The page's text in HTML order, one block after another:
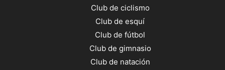
Club de ciclismo
Club de esquí
Club de fútbol
Club de gimnasio
Club de natación